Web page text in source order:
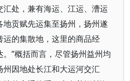
处，兼有海运、江运、漕运
贡赋先运集至扬州，扬州遂
运的集散地，这里的商品经
”概括而言，尽管扬州益州均
因地处长江和大运河交汇